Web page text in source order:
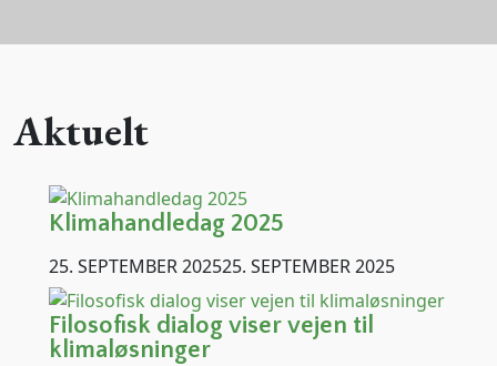
Aktuelt
Klimahandledag 2025
25. SEPTEMBER 202525. SEPTEMBER 2025
Filosofisk dialog viser vejen til
klimaløsninger